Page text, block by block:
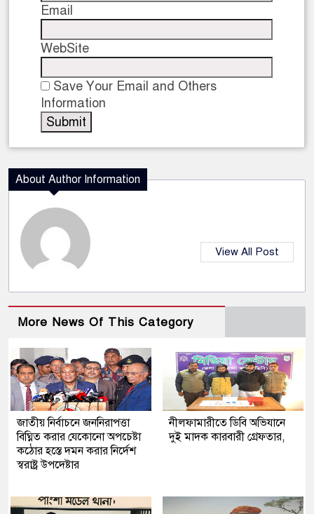
Email
WebSite
Save Your Email and Others
Information
About Author Information
View All Post
More News Of This Category
জাতীয় নির্বাচনে জননিরাপত্তা
বিঘ্নিত করার যেকোনো অপচেষ্টা
কঠোর হস্তে দমন করার নির্দেশ
স্বরাষ্ট্র উপদেষ্টার
নীলফামারীতে ডিবি অভিযানে
দুই মাদক কারবারী গ্রেফতার,